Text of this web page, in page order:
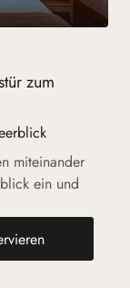
zum
miteinander
ein und
zum